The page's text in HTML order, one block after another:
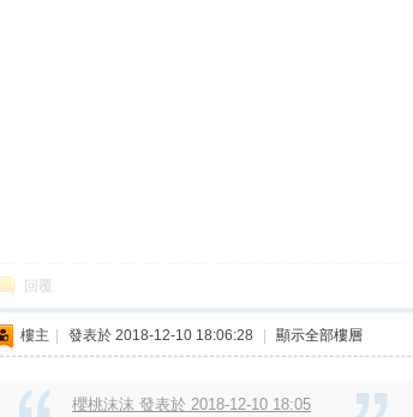
回覆
樓主 發表於 2018-12-10 18:06:28 顯示全部樓層
櫻桃沫沫 發表於 2018-12-10 18:05